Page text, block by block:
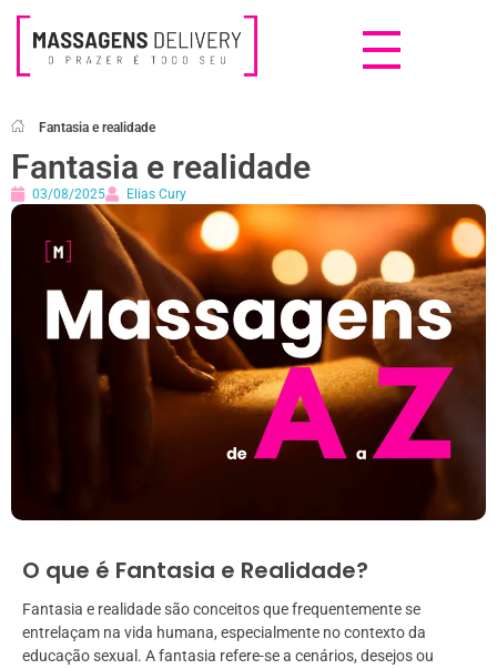
Fantasia e realidade
Fantasia e realidade
03/08/2025 Elias Cury
O que é Fantasia e Realidade?
Fantasia e realidade são conceitos que frequentemente se
entrelaçam na vida humana, especialmente no contexto da
educação sexual. A fantasia refere-se a cenários, desejos ou